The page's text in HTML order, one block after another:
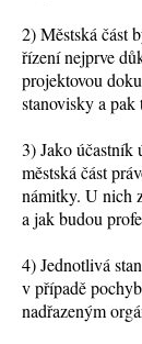
2) Městská část
řízení nejprve
projektovou
stanovisky a pak
3) Jako účastník
městská část
námitky. U nich
a jak budou
4) Jednotlivá
v případě
nadřazeným